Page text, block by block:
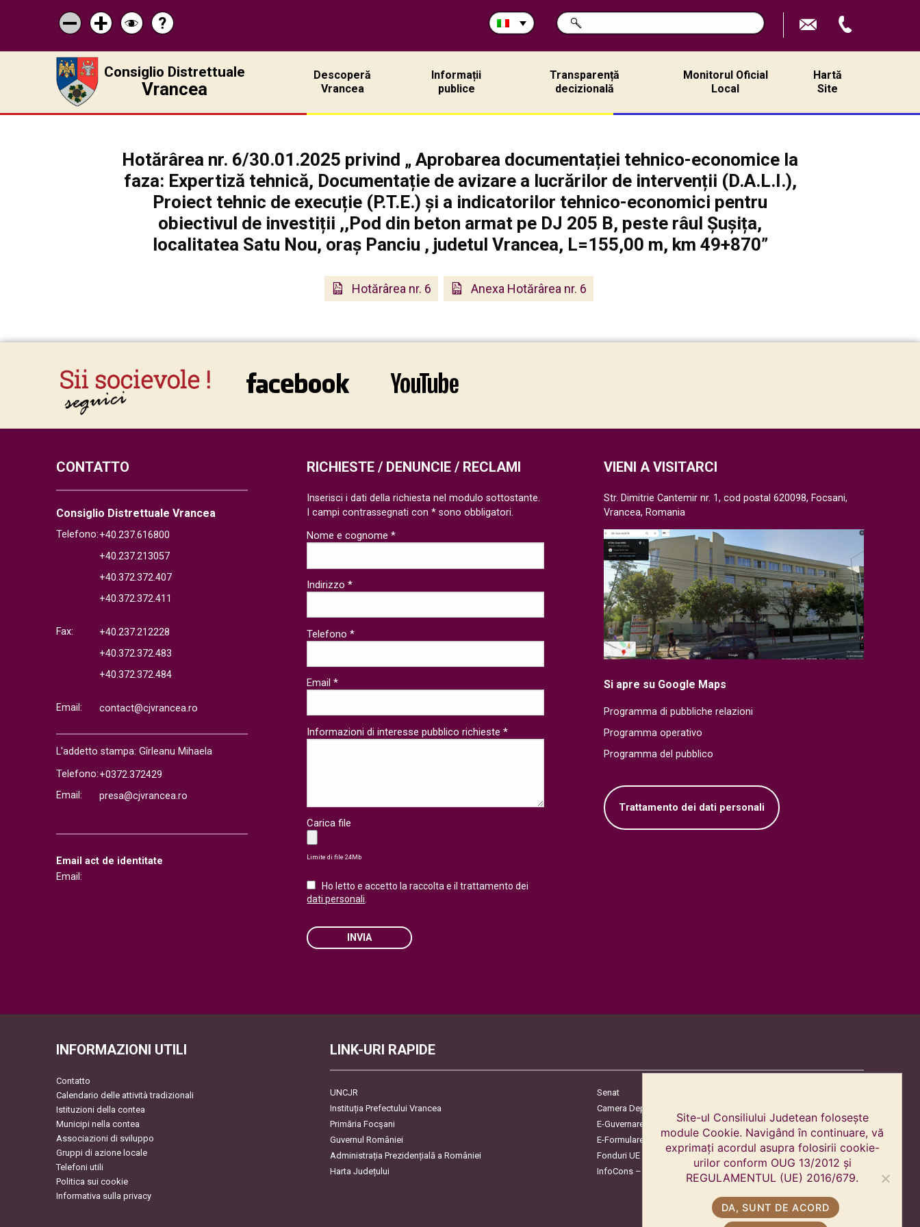
Micșorează
scrisul
Mărește
scrisul
Schimbă
contrastul
Pagina
de
ajutor
?
Cerca
nel
RICERCA
Consiglio Distrettuale
Vrancea
Descoperă
Vrancea
Informații
publice
Transparență
decizională
Monitorul Oficial
Local
Hartă
Site
Hotărârea nr. 6/30.01.2025 privind „ Aprobarea documentației tehnico-economice la
faza: Expertiză tehnică, Documentație de avizare a lucrărilor de intervenții (D.A.L.I.),
Proiect tehnic de execuție (P.T.E.) și a indicatorilor tehnico-economici pentru
obiectivul de investiții ,,Pod din beton armat pe DJ 205 B, peste râul Șușița,
localitatea Satu Nou, oraș Panciu , judetul Vrancea, L=155,00 m, km 49+870”
Hotărârea nr. 6 Anexa Hotărârea nr. 6
CONTATTO
Consiglio Distrettuale Vrancea
Telefono:+40.237.616800
+40.237.213057
+40.372.372.407
+40.372.372.411
Fax:
+40.237.212228
+40.372.372.483
+40.372.372.484
Email: contact@cjvrancea.ro
L'addetto stampa: Gîrleanu Mihaela
Telefono:+0372.372429
Email:
presa@cjvrancea.ro
Email act de identitate
Email:
VIENI A VISITARCI
Str. Dimitrie Cantemir nr. 1, cod postal 620098, Focsani,
Vrancea, Romania
Si apre su Google Maps
Programma di pubbliche relazioni
Programma operativo
Programma del pubblico
Trattamento dei dati personali
RICHIESTE / DENUNCIE / RECLAMI
Inserisci i dati della richiesta nel modulo sottostante.
I campi contrassegnati con * sono obbligatori.
Nome e cognome *
Indirizzo *
Telefono *
Email *
Informazioni di interesse pubblico richieste *
Carica file
Limite di file 24Mb
Ho letto e accetto la raccolta e il trattamento dei
dati personali.
INVIA
INFORMAZIONI UTILI
Contatto
Calendario delle attività tradizionali
Istituzioni della contea
Municipi nella contea
Associazioni di sviluppo
Gruppi di azione locale
Telefoni utili
Politica sui cookie
Informativa sulla privacy
LINK-URI RAPIDE
UNCJR
Senat
Instituția Prefectului Vrancea
Camera Deputaților
Primăria Focşani
E-Guvernare
Guvernul României
E-Formulare
Administrația Prezidențială a României
Fonduri UE
Harta Județului
InfoCons – Protecția Consumatorilor
Site-ul Consiliului Judetean folosește
module Cookie. Navigând în continuare, vă
exprimați acordul asupra folosirii cookie-
urilor conform OUG 13/2012 și
REGULAMENTUL (UE) 2016/679.
DA, SUNT DE ACORD